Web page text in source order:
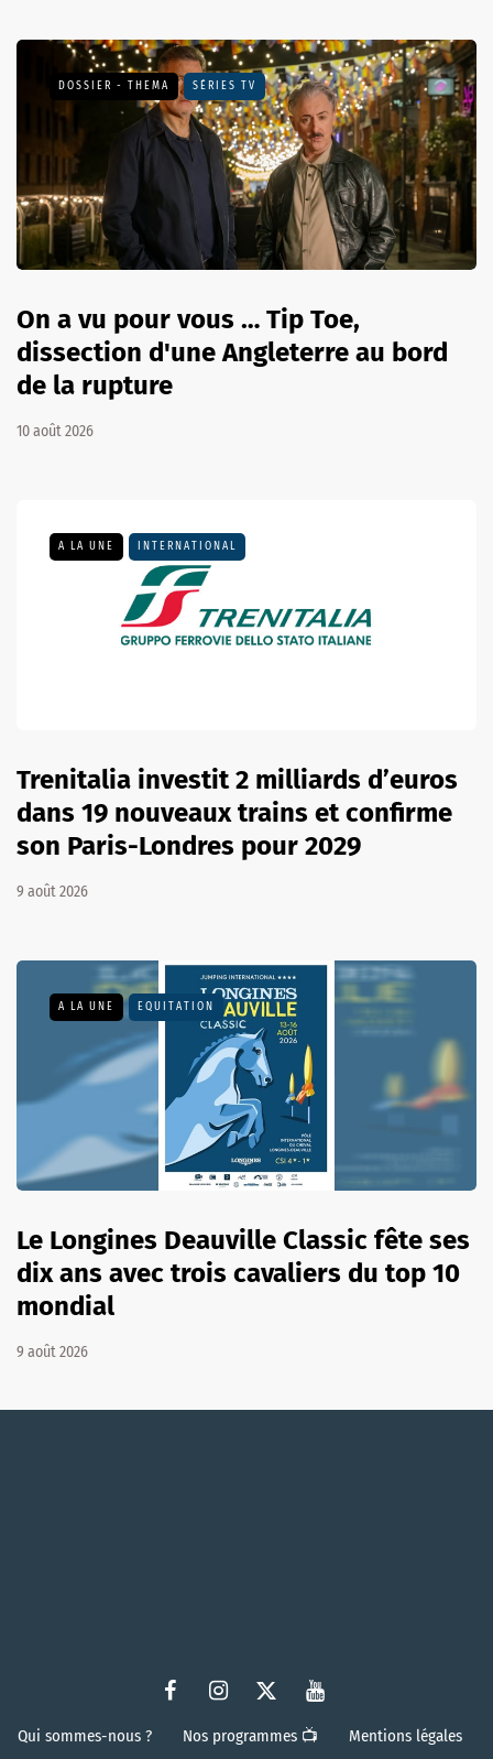
DOSSIER - THEMA SÉRIES TV
On a vu pour vous … Tip Toe,
dissection d'une Angleterre au bord
de la rupture
10 août 2026
A LA UNE INTERNATIONAL
Trenitalia investit 2 milliards d’euros
dans 19 nouveaux trains et confirme
son Paris-Londres pour 2029
9 août 2026
A LA UNE EQUITATION
Le Longines Deauville Classic fête ses
dix ans avec trois cavaliers du top 10
mondial
9 août 2026
Qui sommes-nous ? Nos programmes 📺
Mentions légales